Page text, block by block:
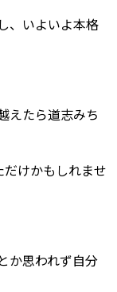
、いよいよ本格
えたら道志みち
けかもしれませ
か思われず自分